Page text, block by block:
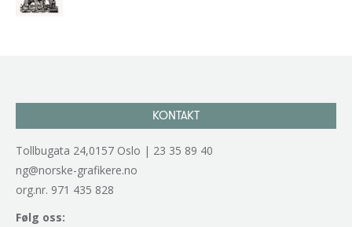
KONTAKT
Tollbugata 24,0157 Oslo | 23 35 89 40
ng@norske-grafikere.no
org.nr. 971 435 828
Følg oss: